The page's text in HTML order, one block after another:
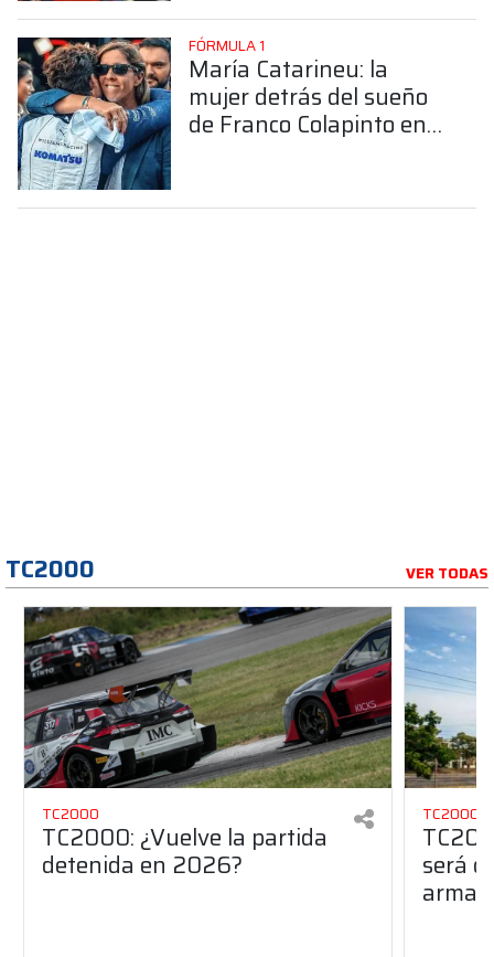
FÓRMULA 1
María Catarineu: la
mujer detrás del sueño
de Franco Colapinto en
TC2000 VER TODAS
TC2000
TC2000: ¿Vuelve la partida
detenida en 2026?
TC2000
será